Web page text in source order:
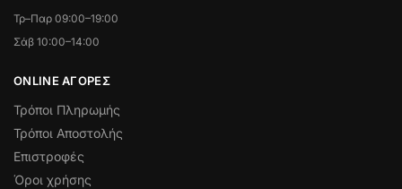
Τρ–Παρ 09:00–19:00
Σάβ 10:00–14:00
ONLINE ΑΓΟΡΕΣ
Τρόποι Πληρωμής
Τρόποι Αποστολής
Επιστροφές
Όροι χρήσης